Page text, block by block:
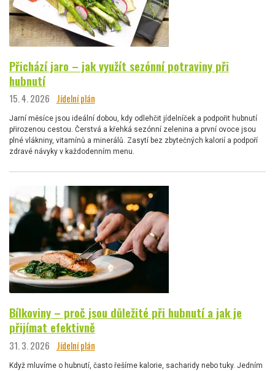
Přichází jaro – jak využít sezónní potraviny při
hubnutí
15. 4. 2026 Jídelní plán
Jarní měsíce jsou ideální dobou, kdy odlehčit jídelníček a podpořit hubnutí
přirozenou cestou. Čerstvá a křehká sezónní zelenina a první ovoce jsou
plné vlákniny, vitamínů a minerálů. Zasytí bez zbytečných kalorií a podpoří
zdravé návyky v každodenním menu.
Bílkoviny – proč jsou důležité při hubnutí a jak je
přijímat efektivně
31. 3. 2026 Jídelní plán
Když mluvíme o hubnutí, často řešíme kalorie, sacharidy nebo tuky. Jedním